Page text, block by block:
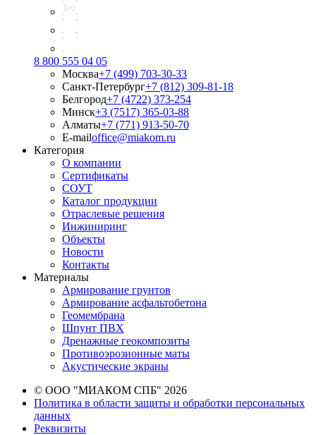
8 800 555 04 05
Москва+7 (499) 703-30-33
Санкт-Петербург+7 (812) 309-81-18
Белгород+7 (4722) 373-254
Минск+3 (7517) 365-03-88
Алматы+7 (771) 913-50-70
E-mailoffice@miakom.ru
Категория
О компании
Сертификаты
СОУТ
Каталог продукции
Отраслевые решения
Инжиниринг
Объекты
Новости
Контакты
Материалы
Армирование грунтов
Армирование асфальтобетона
Геомембрана
Шпунт ПВХ
Дренажные геокомпозиты
Противоэрозионные маты
Акустические экраны
© ООО "МИАКОМ СПБ" 2026
Политика в области защиты и обработки персональных
данных
Реквизиты